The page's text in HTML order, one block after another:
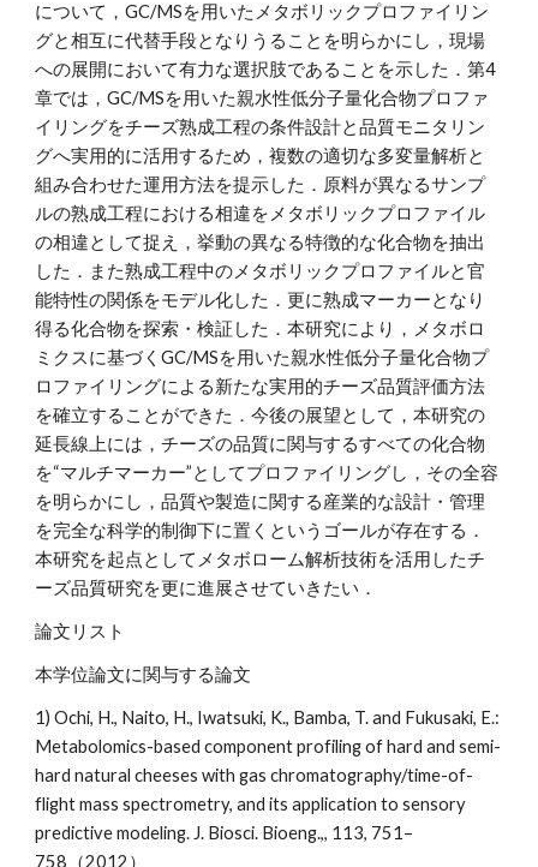
について，GC/MSを用いたメタボリックプロファイリン
グと相互に代替手段となりうることを明らかにし，現場
への展開において有力な選択肢であることを示した．第4
章では，GC/MSを用いた親水性低分子量化合物プロファ
イリングをチーズ熟成工程の条件設計と品質モニタリン
グへ実用的に活用するため，複数の適切な多変量解析と
組み合わせた運用方法を提示した．原料が異なるサンプ
ルの熟成工程における相違をメタボリックプロファイル
の相違として捉え，挙動の異なる特徴的な化合物を抽出
した．また熟成工程中のメタボリックプロファイルと官
能特性の関係をモデル化した．更に熟成マーカーとなり
得る化合物を探索・検証した．本研究により，メタボロ
ミクスに基づくGC/MSを用いた親水性低分子量化合物プ
ロファイリングによる新たな実用的チーズ品質評価方法
を確立することができた．今後の展望として，本研究の
延長線上には，チーズの品質に関与するすべての化合物
を“マルチマーカー”としてプロファイリングし，その全容
を明らかにし，品質や製造に関する産業的な設計・管理
を完全な科学的制御下に置くというゴールが存在する．
本研究を起点としてメタボローム解析技術を活用したチ
ーズ品質研究を更に進展させていきたい．
論文リスト
本学位論文に関与する論文
1) Ochi, H., Naito, H., Iwatsuki, K., Bamba, T. and Fukusaki, E.:
Metabolomics-based component profiling of hard and semi-
hard natural cheeses with gas chromatography/time-of-
flight mass spectrometry, and its application to sensory
predictive modeling. J. Biosci. Bioeng.,, 113, 751–
758（2012）